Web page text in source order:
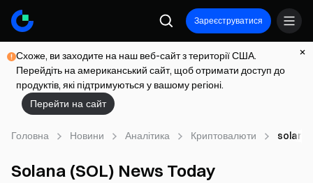
Зареєструватися
Схоже, ви заходите на наш веб-сайт з території США.
Перейдіть на американський сайт, щоб отримати доступ до
продуктів, які підтримуються у вашому регіоні.
Перейти на сайт
Головна Новини Аналітика Криптовалюти solana
Solana (SOL) News Today